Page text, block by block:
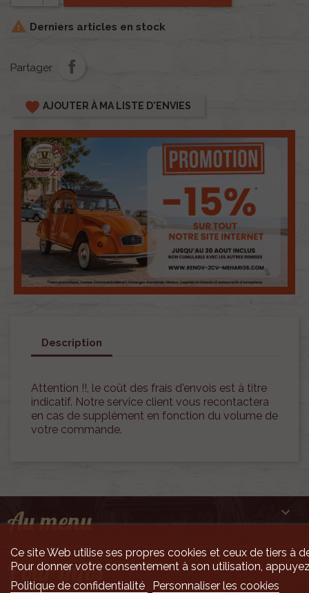
 Derniers articles en stock
Partager
favorite AJOUTER À MA LISTE D'ENVIES
Description
Attention !!, le coût des frais d'envois est à titre
indicatif. Notre service client vous recontactera
en cas de supplément en fonction du volume de
votre commande.
Au menu 
Pour infos 
Ce site Web utilise ses propres cookies et ceux de tiers à
Pour donner votre consentement à son utilisation,
Politique de confidentialité
Personnaliser les cookies